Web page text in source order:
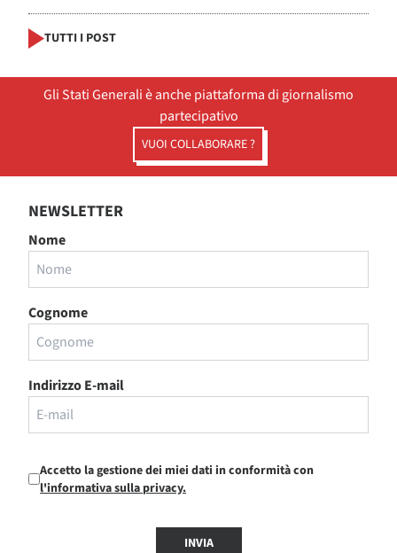
TUTTI I POST
Gli Stati Generali è anche piattaforma di giornalismo
partecipativo
VUOI COLLABORARE ?
NEWSLETTER
Nome
Cognome
Indirizzo E-mail
Accetto la gestione dei miei dati in conformità con
l'informativa sulla privacy.
INVIA